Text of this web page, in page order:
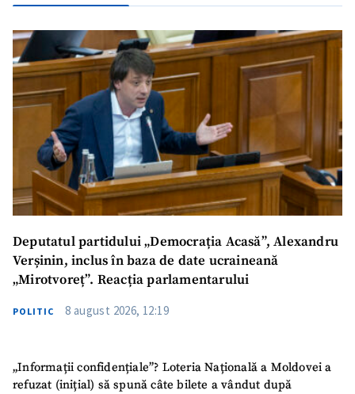
Deputatul partidului „Democrația Acasă”, Alexandru
Verșinin, inclus în baza de date ucraineană
„Mirotvoreț”. Reacția parlamentarului
POLITIC 8 august 2026, 12:19
„Informații confidențiale”? Loteria Națională a Moldovei a
refuzat (inițial) să spună câte bilete a vândut după
Titlu știre
+ Adaugă titlu
Fotografie
+ Încarcă imagine